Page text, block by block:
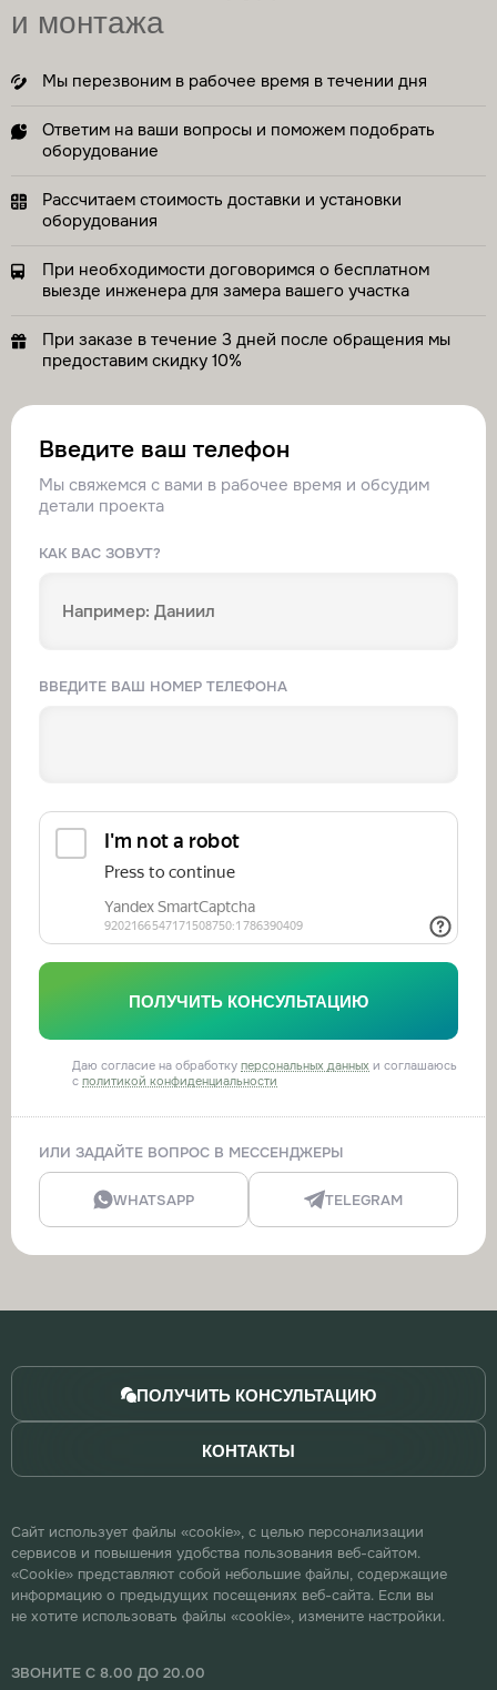
и монтажа
Мы перезвоним в рабочее время в течении дня
Ответим на ваши вопросы и поможем подобрать
оборудование
Рассчитаем стоимость доставки и установки
оборудования
При необходимости договоримся о бесплатном
выезде инженера для замера вашего участка
При заказе в течение 3 дней после обращения мы
предоставим скидку 10%
Введите ваш телефон
Мы свяжемся с вами в рабочее время и обсудим
детали проекта
КАК ВАС ЗОВУТ?
ВВЕДИТЕ ВАШ НОМЕР ТЕЛЕФОНА
ПОЛУЧИТЬ КОНСУЛЬТАЦИЮ
Даю согласие на обработку персональных данных и соглашаюсь
с политикой конфиденциальности
ИЛИ ЗАДАЙТЕ ВОПРОС В МЕССЕНДЖЕРЫ
WHATSAPP TELEGRAM
ПОЛУЧИТЬ КОНСУЛЬТАЦИЮ
КОНТАКТЫ
Сайт использует файлы «cookie», с целью персонализации
сервисов и повышения удобства пользования веб-сайтом.
«Cookie» представляют собой небольшие файлы, содержащие
информацию о предыдущих посещениях веб-сайта. Если вы
не хотите использовать файлы «cookie», измените настройки.
ЗВОНИТЕ С 8.00 ДО 20.00